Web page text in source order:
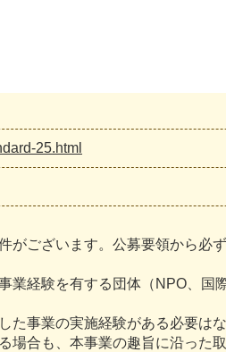
25.html
がございます。公募要領から必ず
業経験を有する団体（NPO、国
た事業の実施経験がある必要は
場合も、本事業の趣旨に沿った